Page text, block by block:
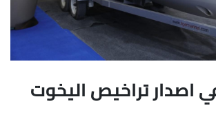
اصدار تراخيص اليخوت